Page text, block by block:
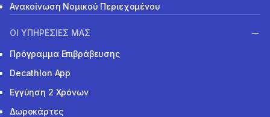
Ανακοίνωση Νομικού Περιεχομένου
ΟΙ ΥΠΗΡΕΣΙΕΣ ΜΑΣ
Πρόγραμμα Επιβράβευσης
Decathlon App
Εγγύηση 2 Χρόνων
Δωροκάρτες